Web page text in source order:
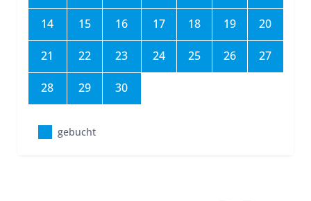
14 15 16 17 18 19 20
21 22 23 24 25 26 27
28 29 30
gebucht